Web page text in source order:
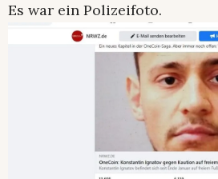
Es war ein Polizeifoto.